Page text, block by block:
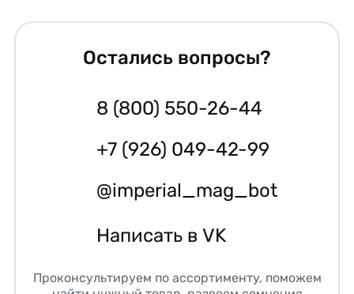
Остались вопросы?
8 (800) 550-26-44
+7 (926) 049-42-99
@imperial_mag_bot
Написать в VK
Проконсультируем по ассортименту, поможем